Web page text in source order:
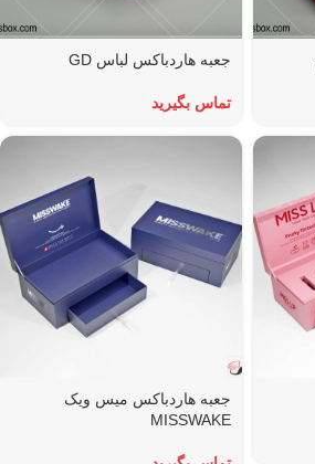
جعبه هاردباکس لباس GD
تماس بگیرید
جعبه هاردباکس میس ویک
MISSWAKE